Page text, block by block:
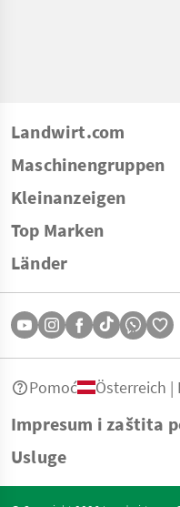
Landwirt.com
Maschinengruppen
Kleinanzeigen
Top Marken
Länder
Impresum i zaštita
Usluge
Pomoć Österreich |